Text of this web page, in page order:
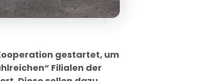
gestartet, um
Filialen der